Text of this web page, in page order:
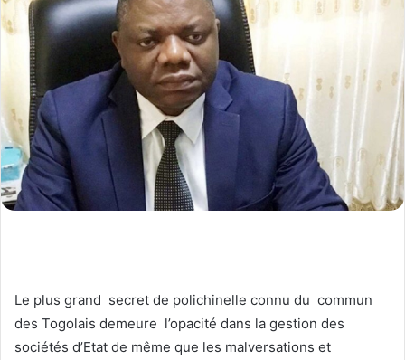
Le plus grand secret de polichinelle connu du commun
des Togolais demeure l’opacité dans la gestion des
sociétés d’Etat de même que les malversations et